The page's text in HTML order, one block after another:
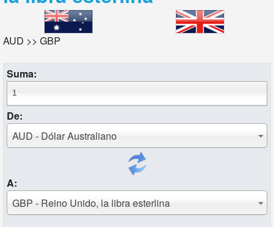
AUD >> GBP
Suma:
De:
AUD - Dólar Australiano
A:
GBP - Reino Unido, la libra esterlina